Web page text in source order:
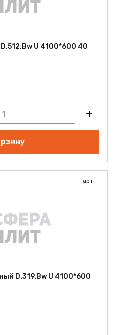
U 4100*600 40
арт. -
D.319.Bw U 4100*600